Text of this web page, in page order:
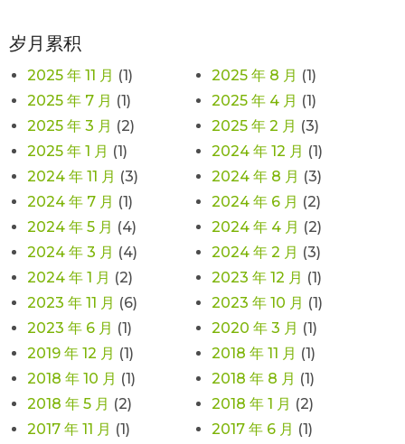
岁月累积
2025 年 11 月 (1) 2025 年 8 月 (1)
2025 年 7 月 (1) 2025 年 4 月 (1)
2025 年 3 月 (2) 2025 年 2 月 (3)
2025 年 1 月 (1) 2024 年 12 月 (1)
2024 年 11 月 (3) 2024 年 8 月 (3)
2024 年 7 月 (1) 2024 年 6 月 (2)
2024 年 5 月 (4) 2024 年 4 月 (2)
2024 年 3 月 (4) 2024 年 2 月 (3)
2024 年 1 月 (2) 2023 年 12 月 (1)
2023 年 11 月 (6) 2023 年 10 月 (1)
2023 年 6 月 (1) 2020 年 3 月 (1)
2019 年 12 月 (1) 2018 年 11 月 (1)
2018 年 10 月 (1) 2018 年 8 月 (1)
2018 年 5 月 (2) 2018 年 1 月 (2)
2017 年 11 月 (1) 2017 年 6 月 (1)